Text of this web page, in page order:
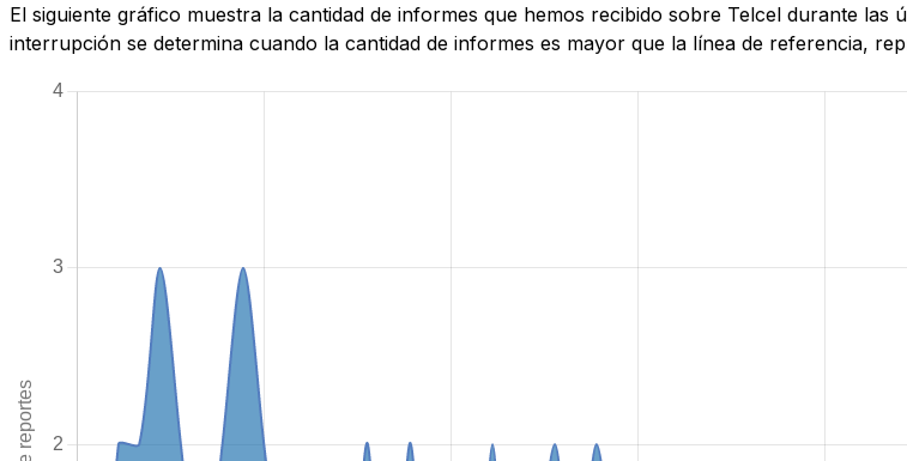
El siguiente gráfico muestra la cantidad de informes que hemos recibido sobre Telcel durante
interrupción se determina cuando la cantidad de informes es mayor que la línea de referencia,